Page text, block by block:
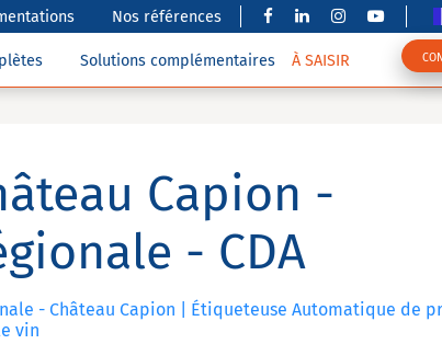
Nos références
Solutions complémentaires À SAISIR
Capion -
- CDA
- Château Capion | Étiqueteuse Automatique de
vin